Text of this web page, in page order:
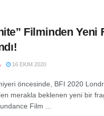
Filminden Yeni
16 EKIM 2020
öncesinde, BFI 2020
merakla beklenen yeni bir
Film ...